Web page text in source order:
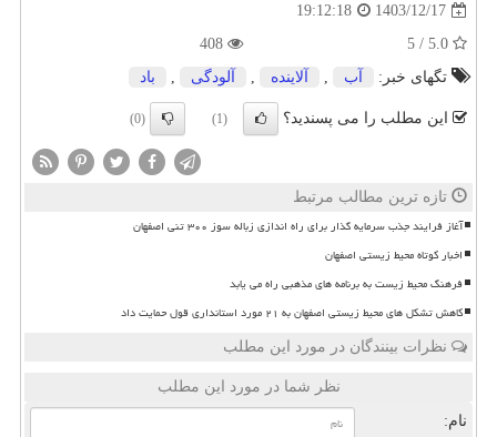
1403/12/17
19:12:18
تگهای خبر:
آب , آلاینده , آلودگی , باد
این مطلب را می پسندید؟ (1)
(0)
تازه ترین مطالب مرتبط
آغاز فرایند جذب سرمایه گذار برای راه اندازی زباله سوز ۳۰۰ تنی اصفهان
اخبار کوتاه محیط زیستی اصفهان
فرهنگ محیط زیست به برنامه های مذهبی راه می یابد
کاهش تشکل های محیط زیستی اصفهان به ۲۱ مورد استانداری قول حمایت داد
نظرات بینندگان در مورد این مطلب
نظر شما در مورد این مطلب
نام: